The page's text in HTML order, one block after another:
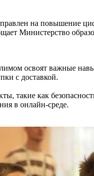
на повышение
Министерство
освоят важные
с доставкой.
такие как
в онлайн-среде.